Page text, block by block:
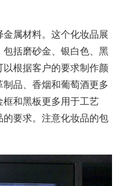
属材料。这个化妆品展
括磨砂金、银白色、黑
根据客户的要求制作颜
品、香烟和葡萄酒更多
框和黑板更多用于工艺
要求。注意化妆品的包